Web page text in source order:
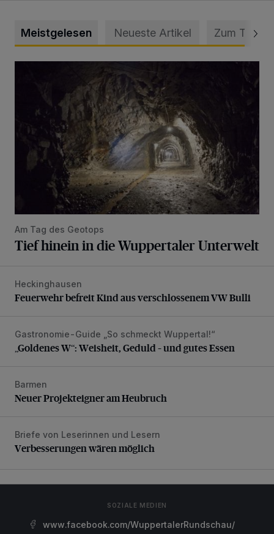
Meistgelesen Neueste Artikel Zum Thema
Am Tag des Geotops
Tief hinein in die Wuppertaler Unterwelt
Feuerwehr befreit Kind aus verschlossenem VW Bulli
Heckinghausen
Feuerwehr befreit Kind aus verschlossenem VW Bulli
„Goldenes W“: Weisheit, Geduld – und gutes Essen
Gastronomie-Guide „So schmeckt Wuppertal!“
„Goldenes W“: Weisheit, Geduld – und gutes Essen
Neuer Projekteigner am Heubruch
Barmen
Neuer Projekteigner am Heubruch
Verbesserungen wären möglich
Briefe von Leserinnen und Lesern
Verbesserungen wären möglich
SOZIALE MEDIEN
www.facebook.com/WuppertalerRundschau/